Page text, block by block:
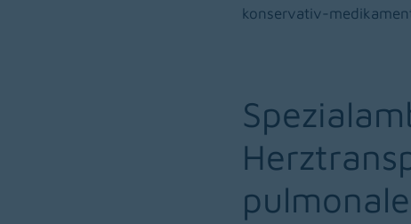
konservativ-